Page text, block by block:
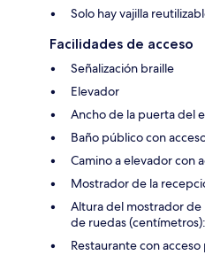
Solo hay vajilla
Facilidades de acceso
Señalización braille
Elevador
Ancho de la puerta del
Baño público con
Camino a elevador con
Mostrador de la
Altura del mostrador de
de ruedas
Restaurante con